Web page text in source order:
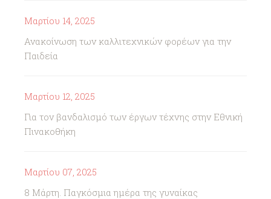
Μαρτίου 14, 2025
Ανακοίνωση των καλλιτεχνικών φορέων για την
Παιδεία
Μαρτίου 12, 2025
Για τον βανδαλισμό των έργων τέχνης στην Εθνική
Πινακοθήκη
Μαρτίου 07, 2025
8 Μάρτη. Παγκόσμια ημέρα της γυναίκας